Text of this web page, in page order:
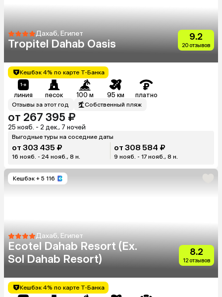
Дахаб, Египет
Tropitel Dahab Oasis
9.2
20 отзывов
Кешбэк 4% по карте Т-Банка
линия песок 100 м 95 км платно
Отзывы за этот год Собственный пляж
от 267 395 ₽
25 нояб. - 2 дек., 7 ночей
Выгодные туры на соседние даты
от 303 435 ₽
16 нояб. - 24 нояб., 8 н.
от 308 584 ₽
9 нояб. - 17 нояб., 8 н.
Кешбэк + 5 116
Дахаб, Египет
Ecotel Dahab Resort (Ex.
Sol Dahab Resort)
8.2
12 отзывов
Кешбэк 4% по карте Т-Банка